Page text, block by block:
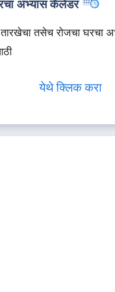
अभ्यास कॅलेंडर
तारखेचा तसेच रोजचा घरचा
येथे क्लिक करा